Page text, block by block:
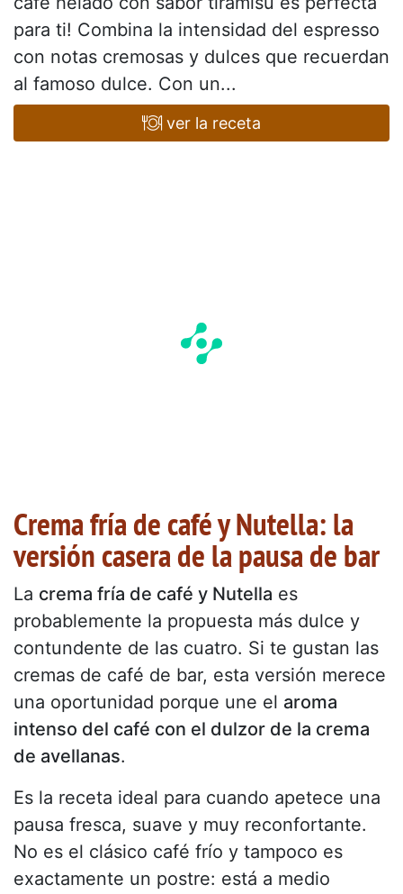
para ti! Combina la intensidad del espresso
con notas cremosas y dulces que recuerdan
al famoso dulce. Con un...
ver la receta
Crema fría de café y Nutella: la
versión casera de la pausa de bar
La crema fría de café y Nutella es
probablemente la propuesta más dulce y
contundente de las cuatro. Si te gustan las
cremas de café de bar, esta versión merece
una oportunidad porque une el aroma
intenso del café con el dulzor de la crema
de avellanas.
Es la receta ideal para cuando apetece una
pausa fresca, suave y muy reconfortante.
No es el clásico café frío y tampoco es
exactamente un postre: está a medio